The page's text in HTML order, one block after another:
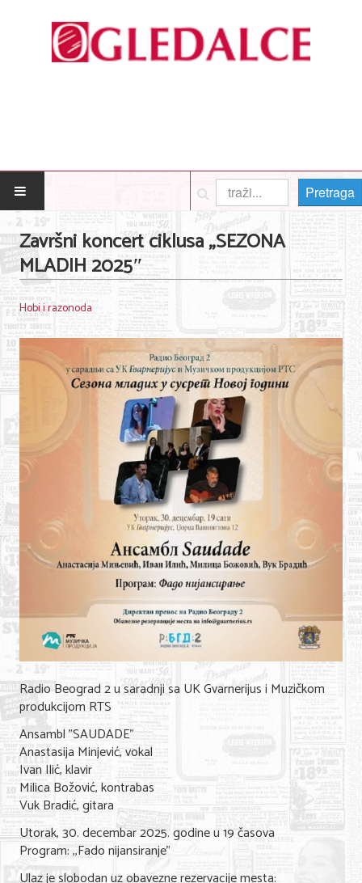
POČETNA
Posao
Usluge
Nega lica i tela
Shopping
Sve za decu
Zdravlje i medicina
Sport i rekreacija
Hobi i razonoda
ADRESAR
Posao
Usluge
Nega lica i tela
Shopping
Sve za venčanje
Sve za decu
Kuća i bašta
Pretraga
Završni koncert ciklusa „SEZONA
MLADIH 2025″
Hobi i razonoda
Radio Beograd 2 u saradnji sa UK Gvarnerijus i Muzičkom
produkcijom RTS
Ansambl "SAUDADE"
Anastasija Minjević, vokal
Ivan Ilić, klavir
Milica Božović, kontrabas
Vuk Bradić, gitara
Utorak, 30. decembar 2025. godine u 19 časova
Program: ,,Fado nijansiranje"
Ulaz je slobodan uz obavezne rezervacije mesta: